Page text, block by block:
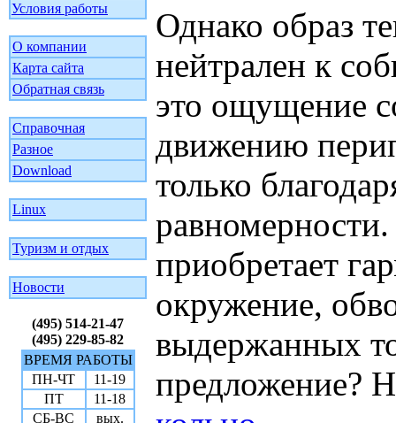
Условия работы
О компании
Карта сайта
Обратная связь
Справочная
Разное
Download
Linux
Туризм и отдых
Новости
(495) 514-21-47
(495) 229-85-82
ВРЕМЯ РАБОТЫ
ПН-ЧТ
11-19
ПТ
11-18
СБ-ВС
вых.
Однако образ
нейтрален к
это ощущение
движению
только
приобретает
окружение,
выдержанных
предложение?